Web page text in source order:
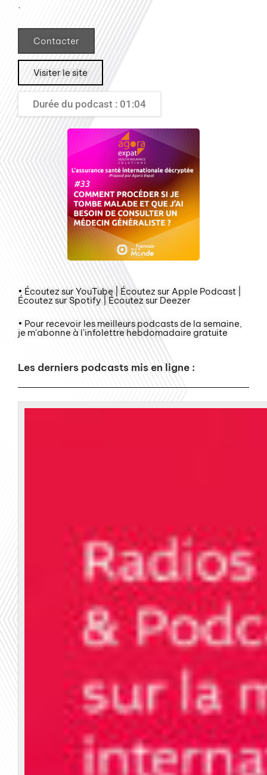
.
Contacter
Visiter le site
Durée du podcast : 01:04
• Écoutez sur YouTube | Écoutez sur Apple Podcast |
Écoutez sur Spotify | Écoutez sur Deezer
• Pour recevoir les meilleurs podcasts de la semaine,
je m'abonne à l'infolettre hebdomadaire gratuite
Les derniers podcasts mis en ligne :